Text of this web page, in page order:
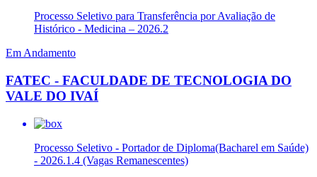
Processo Seletivo para Transferência por Avaliação de
Histórico - Medicina – 2026.2
Em Andamento
FATEC - FACULDADE DE TECNOLOGIA DO
VALE DO IVAÍ
Processo Seletivo - Portador de Diploma(Bacharel em Saúde)
- 2026.1.4 (Vagas Remanescentes)